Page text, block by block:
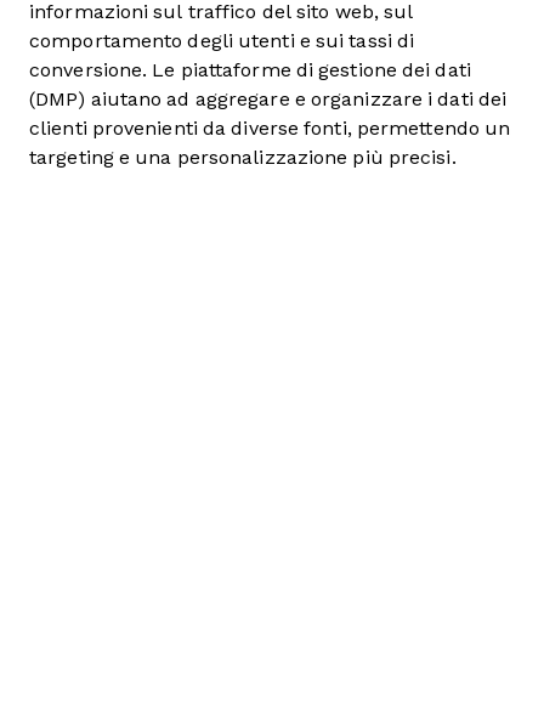
informazioni sul traffico del sito web, sul
comportamento degli utenti e sui tassi di
conversione. Le piattaforme di gestione dei dati
(DMP) aiutano ad aggregare e organizzare i dati dei
clienti provenienti da diverse fonti, permettendo un
targeting e una personalizzazione più precisi.